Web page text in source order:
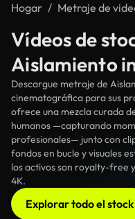
Hogar Metraje de
Vídeos de
Aislamiento
Descargue metraje de
cinematográfica para sus
ofrece una mezcla curada
humanos —capturando
profesionales— junto con
fondos en bucle y visuales
los activos son royalty-free
4K.
Explorar todo el stock